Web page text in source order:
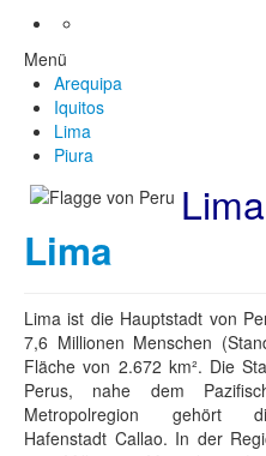
Menü
Arequipa
Iquitos
Lima
Piura
Lima
Lima
Lima ist die Hauptstadt von
7,6 Millionen Menschen
Fläche von 2.672 km². Die
Perus, nahe dem
Metropolregion gehört
Hafenstadt Callao. In der